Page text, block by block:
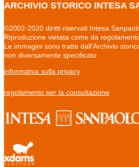
ARCHIVIO STORICO INTESA
©2002-2020 diritti riservati Intesa
Riproduzione vietata come da
Le immagini sono tratte dall'Archivio
non diversamente specificato
informativa sulla privacy
regolamento per la consultazione